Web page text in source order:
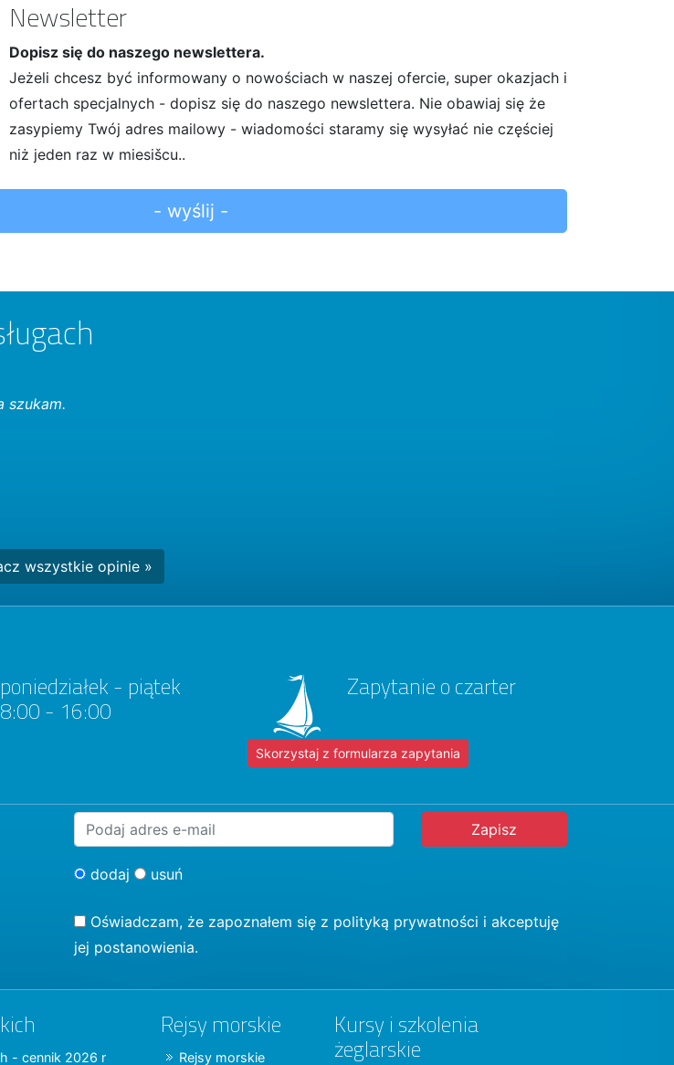
Newsletter
Dopisz się do naszego newslettera.
Jeżeli chcesz być informowany o nowościach w naszej ofercie, super okazjach i
ofertach specjalnych - dopisz się do naszego newslettera. Nie obawiaj się że
zasypiemy Twój adres mailowy - wiadomości staramy się wysyłać nie częściej
niż jeden raz w miesišcu..
szukam.
wszystkie opinie »
poniedziałek - piątek
8:00 - 16:00
Zapytanie o czarter
Skorzystaj z formularza zapytania
dodaj usuń
Oświadczam, że zapoznałem się z polityką prywatności i akceptuję
jej postanowienia.
- cennik 2026 r
Rejsy morskie
Rejsy morskie
Kursy i szkolenia
żeglarskie